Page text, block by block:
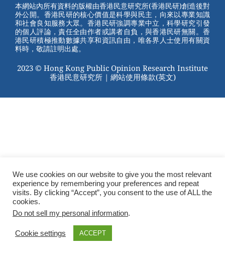
本網站內所有資料的版權由香港民意研究所(香港民研)創造後對
外公開。香港民研的核心價值是科學與民主，向來以專業知識
和社會良知服務大眾。香港民研強調專業中立，科學研究引發
的個人評論，責任全由作者或講者自負，與香港民研無關。香
港民研積極推動數據共享和資訊自由，唯各界人士使用有關資
料時，敬請註明出處。
2023 © Hong Kong Public Opinion Research Institute
香港民意研究所 | 網站使用條款(英文)
We use cookies on our website to give you the most relevant
experience by remembering your preferences and repeat
visits. By clicking “Accept”, you consent to the use of ALL the
cookies.
Do not sell my personal information.
Cookie settings ACCEPT